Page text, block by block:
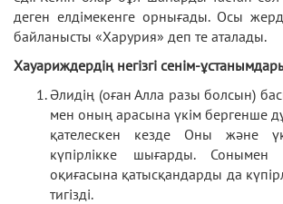
деген елдімекенге орнығады. Осы
байланысты «Харурия» деп те аталады.
Хауариждердің негізгі сенім-
Әлидің (оған Алла разы болсын)
мен оның арасына үкім бергенше
қателескен кезде Оны және
күпірлікке шығарды. Сонымен
оқиғасына қатысқандарды да
тигізді.